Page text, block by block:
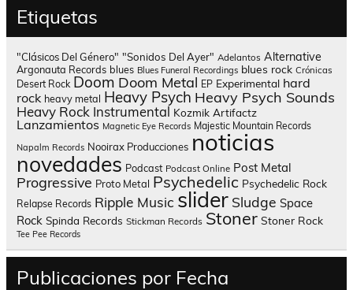
Etiquetas
"Clásicos Del Género" "Sonidos Del Ayer" Adelantos Alternative
Argonauta Records blues Blues Funeral Recordings blues rock Crónicas
Desert Rock Doom Doom Metal EP Experimental hard
rock heavy metal Heavy Psych Heavy Psych Sounds
Heavy Rock Instrumental Kozmik Artifactz
Lanzamientos Magnetic Eye Records Majestic Mountain Records
Napalm Records Nooirax Producciones noticias
novedades Podcast Podcast Online Post Metal
Progressive Proto Metal Psychedelic Psychedelic Rock
Relapse Records Ripple Music slider Sludge Space
Rock Spinda Records Stickman Records Stoner Stoner Rock
Tee Pee Records
Publicaciones por Fecha